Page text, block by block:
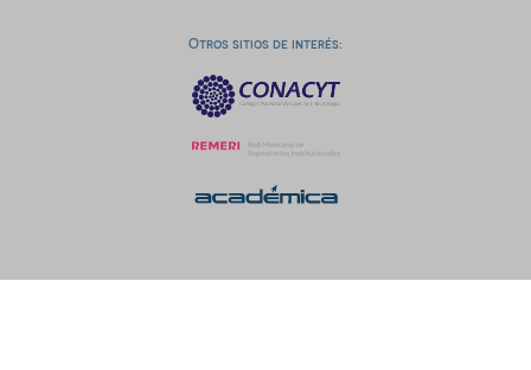
Otros sitios de interés: